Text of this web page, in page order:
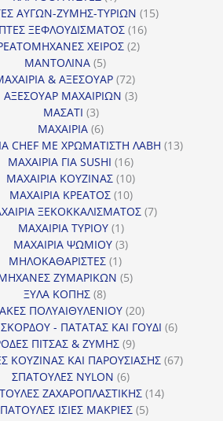
προϊόν
ΑΥΓΩΝ-ΖΥΜΗΣ-ΤΥΡΙΩΝ 1515
ΞΕΦΛΟΥΔΙΣΜΑΤΟΣ 1616
ΧΕΙΡΟΣ 22
ΜΑΝΤΟΛΙΝΑ 55
προϊόντα
& ΑΞΕΣΟΥΑΡ 7272
προϊόντα
ΑΞΕΣΟΥΑΡ ΜΑΧΑΙΡΙΩΝ 33
ΜΑΣΑΤΙ 33
προϊόντα
ΜΑΧΑΙΡΙΑ 66
προϊόντα
CHEF ΜΕ ΧΡΩΜΑΤΙΣΤΗ ΛΑΒΗ 1313
ΜΑΧΑΙΡΙΑ ΓΙΑ SUSHI 1616
προϊόντα
ΜΑΧΑΙΡΙΑ ΚΟΥΖΙΝΑΣ 1010
προϊόντα
ΜΑΧΑΙΡΙΑ ΚΡΕΑΤΟΣ 1010
προϊόντα
ΞΕΚΟΚΚΑΛΙΣΜΑΤΟΣ 77
ΜΑΧΑΙΡΙΑ ΤΥΡΙΟΥ 11
προϊόν
ΜΑΧΑΙΡΙΑ ΨΩΜΙΟΥ 33
ΜΗΛΟΚΑΘΑΡΙΣΤΕΣ 11
προϊόν
ΖΥΜΑΡΙΚΩΝ 55
ΞΥΛΑ ΚΟΠΗΣ 88
προϊόντα
ΠΟΛΥΑΙΘΥΛΕΝΙΟΥ 2020
προϊόντα
- ΠΑΤΑΤΑΣ ΚΑΙ ΓΟΥΔΙ 66
ΠΙΤΣΑΣ & ΖΥΜΗΣ 99
προϊόντα
ΚΟΥΖΙΝΑΣ ΚΑΙ ΠΑΡΟΥΣΙΑΣΗΣ 6767
ΣΠΑΤΟΥΛΕΣ NYLON 66
προϊόντα
ΖΑΧΑΡΟΠΛΑΣΤΙΚΗΣ 1414
ΙΣΙΕΣ ΜΑΚΡΙΕΣ 55